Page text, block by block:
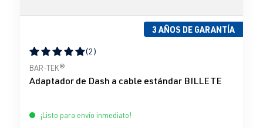
3 AÑOS DE GARANTÍA
Calificación promedio de 5 de 5 estrellas
(2)
BAR-TEK®
Adaptador de Dash a cable estándar BILLETE
¡Listo para envío inmediato!